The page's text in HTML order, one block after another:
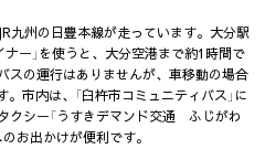
九州の日豊本線が走っています。大分駅
ー」を使うと、大分空港まで約1時間で
スの運行はありませんが、車移動の場合
市内は、「臼杵市コミュニティバス」に
クシー「うすきデマンド交通 ふじがわ
お出かけが便利です。